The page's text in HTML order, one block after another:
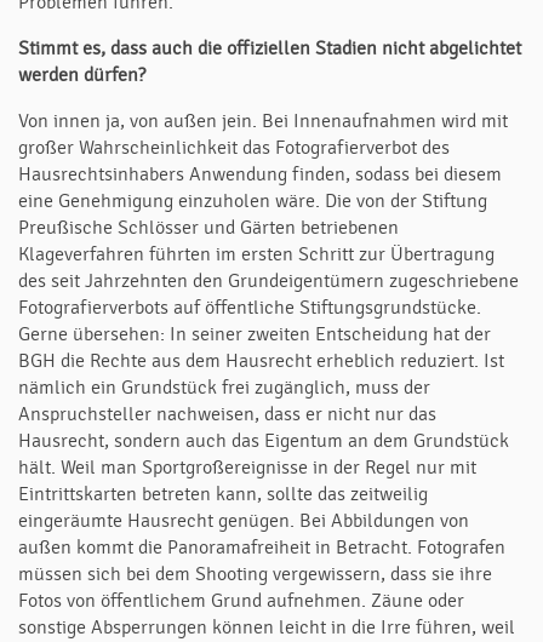
Stimmt es, dass auch die offiziellen Stadien nicht abgelichtet
werden dürfen?
Von innen ja, von außen jein. Bei Innenaufnahmen wird mit
großer Wahr­schein­lichkeit das Fotografierverbot des
Hausrechtsinhabers Anwendung finden, sodass bei diesem
eine Genehmigung einzuholen wäre. Die von der Stiftung
Preußische Schlösser und Gärten betriebenen
Klageverfahren führten im ersten Schritt zur Übertragung
des seit Jahrzehnten den Grund­eigen­tümern zugeschriebene
Foto­gra­fierverbots auf öffentliche Stiftungsgrundstücke.
Gerne über­sehen: In seiner zweiten Entscheidung hat der
BGH die Rechte aus dem Hausrecht erheblich reduziert. Ist
nämlich ein Grundstück frei zugänglich, muss der
Anspruchsteller nachweisen, dass er nicht nur das
Hausrecht, sondern auch das Eigentum an dem Grundstück
hält. Weil man Sport­groß­er­eignisse in der Regel nur mit
Eintrittskarten betreten kann, sollte das zeitweilig
eingeräumte Hausrecht genügen. Bei Abbildungen von
außen kommt die Panoramafreiheit in Betracht. Fotografen
müssen sich bei dem Shooting vergewissern, dass sie ihre
Fotos von öffentlichem Grund aufnehmen. Zäune oder
sonstige Absperrungen können leicht in die Irre führen, weil